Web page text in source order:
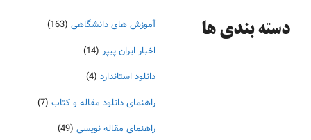
دسته‌ بندی ها آموزش های دانشگاهی (163)
اخبار ایران پیپر (14)
دانلود استاندارد (4)
راهنمای دانلود مقاله و کتاب (7)
راهنمای مقاله نویسی (49)